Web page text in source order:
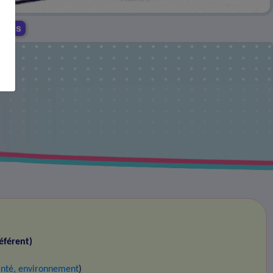
environnement)